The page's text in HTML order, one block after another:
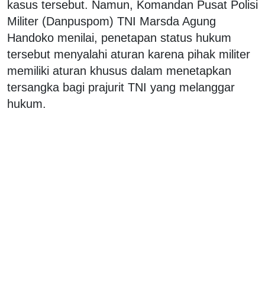
kasus tersebut. Namun, Komandan Pusat Polisi
Militer (Danpuspom) TNI Marsda Agung
Handoko menilai, penetapan status hukum
tersebut menyalahi aturan karena pihak militer
memiliki aturan khusus dalam menetapkan
tersangka bagi prajurit TNI yang melanggar
hukum.